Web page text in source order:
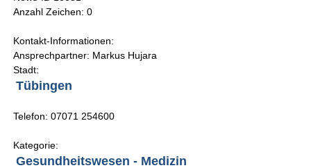
Anzahl Zeichen: 0
Kontakt-Informationen:
Ansprechpartner: Markus Hujara
Stadt:
Tübingen
Telefon: 07071 254600
Kategorie:
Gesundheitswesen - Medizin